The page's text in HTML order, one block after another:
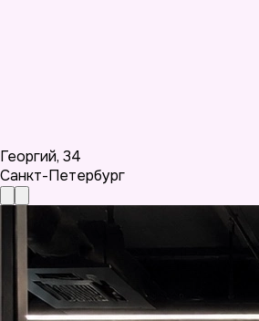
Георгий, 34
Санкт-Петербург